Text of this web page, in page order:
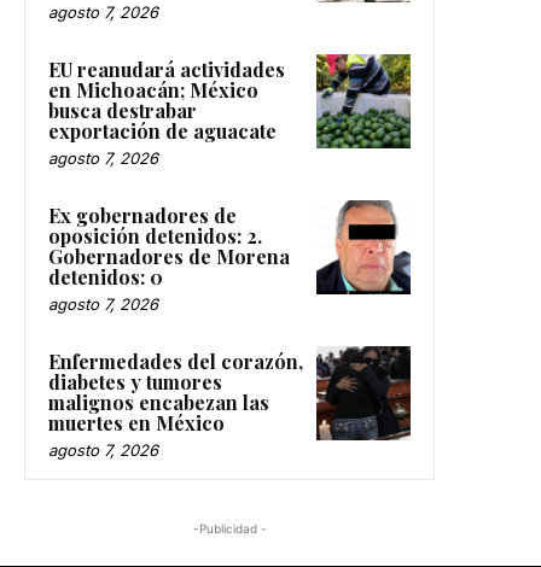
agosto 7, 2026
EU reanudará actividades
en Michoacán; México
busca destrabar
exportación de aguacate
agosto 7, 2026
Ex gobernadores de
oposición detenidos: 2.
Gobernadores de Morena
detenidos: 0
agosto 7, 2026
Enfermedades del corazón,
diabetes y tumores
malignos encabezan las
muertes en México
agosto 7, 2026
-Publicidad -